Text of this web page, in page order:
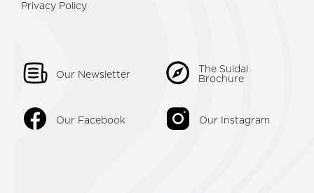
Privacy Policy
Our Newsletter
The Suldal
Brochure
Our Facebook Our Instagram